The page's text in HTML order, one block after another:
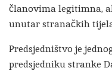
članovima legitimna,
unutar stranačkih
Predsjedništvo je
predsjedniku stranke